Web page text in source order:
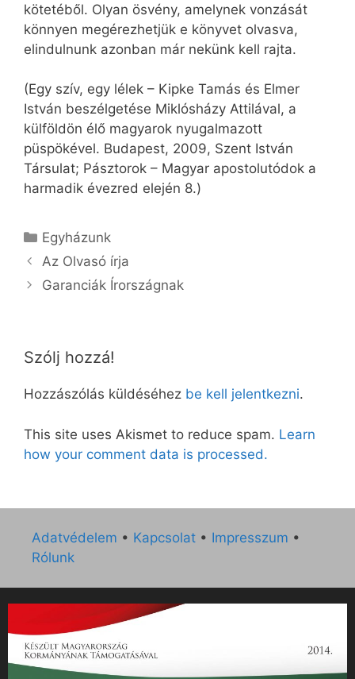
kötetéből. Olyan ösvény, amelynek vonzását
könnyen megérezhetjük e könyvet olvasva,
elindulnunk azonban már nekünk kell rajta.
(Egy szív, egy lélek – Kipke Tamás és Elmer
István beszélgetése Miklósházy Attilával, a
külföldön élő magyarok nyugalmazott
püspökével. Budapest, 2009, Szent István
Társulat; Pásztorok – Magyar apostolutódok a
harmadik évezred elején 8.)
Kategória
Egyházunk
Az Olvasó írja
Garanciák Írországnak
Szólj hozzá!
Hozzászólás küldéséhez be kell jelentkezni.
This site uses Akismet to reduce spam. Learn
how your comment data is processed.
Adatvédelem • Kapcsolat • Impresszum •
Rólunk